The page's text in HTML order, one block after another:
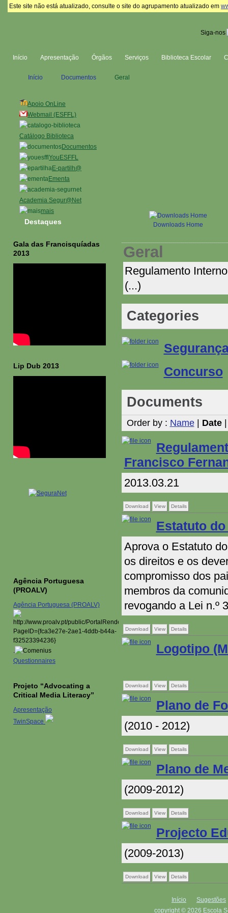
Este site não está atualizado, consulte o site do agrupamento atualizado em
Siga-nos
Início Apresentação Órgãos Serviços Biblioteca Escolar
Apoio OnLine
Webmail (ESFFL)
Catálogo Biblioteca
Documentos
YouESFFL
E-partilh@
Ementa
Academia Segur@Net
mais
Início Documentos Geral
Downloads Home
Geral
Regulamento
(...)
Categories
Concurso
Documents
Order by : Name| Date
Francisco
2013.03.21
Download View Details
Estatuto do
Aprova o Estatuto
os direitos e os
compromisso dos
membros da
revogando a Lei n.º
Download View Details
Logotipo
Download View Details
Plano de
(2010 - 2012)
Download View Details
Plano de
(2009-2012)
Download View Details
Projecto
(2009-2013)
Download View Details
Destaques
Gala das Francisquíadas
2013
Lip Dub 2013
Agência Portuguesa
(PROALV)
Agência Portuguesa (PROALV)
.
Questionnaires
Projeto “Advocating a
Critical Media Literacy”
Apresentação
TwinSpace
Início
Sugestões
copyright © 2026 Escola